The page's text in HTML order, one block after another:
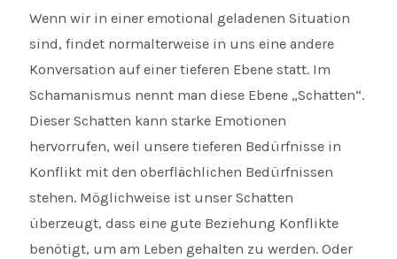
Wenn wir in einer emotional geladenen Situation
sind, findet normalterweise in uns eine andere
Konversation auf einer tieferen Ebene statt. Im
Schamanismus nennt man diese Ebene „Schatten“.
Dieser Schatten kann starke Emotionen
hervorrufen, weil unsere tieferen Bedürfnisse in
Konflikt mit den oberflächlichen Bedürfnissen
stehen. Möglichweise ist unser Schatten
überzeugt, dass eine gute Beziehung Konflikte
benötigt, um am Leben gehalten zu werden. Oder